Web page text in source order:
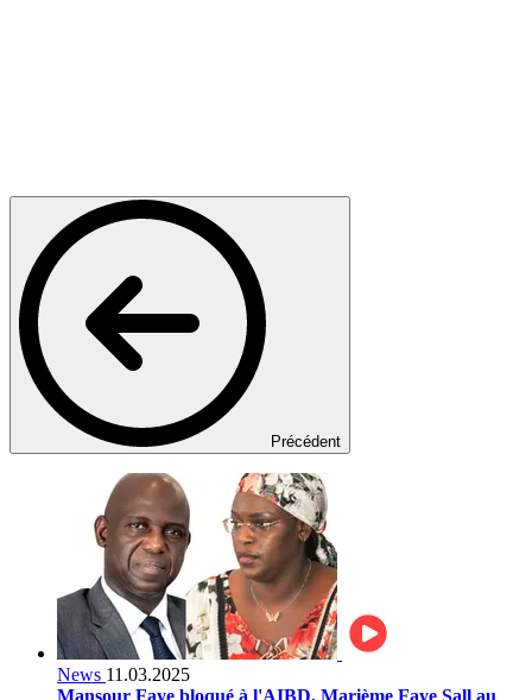
Précédent
News 11.03.2025
Mansour Faye bloqué à l'AIBD, Marième Faye Sall au